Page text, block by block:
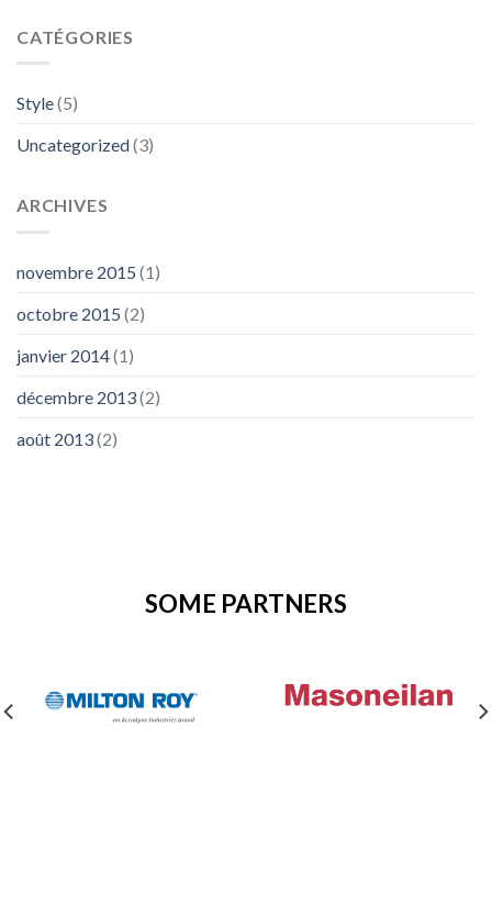
CATÉGORIES
Style(5)
Uncategorized(3)
ARCHIVES
novembre 2015 (1)
octobre 2015 (2)
janvier 2014(1)
décembre 2013(2)
août 2013(2)
SOME PARTNERS